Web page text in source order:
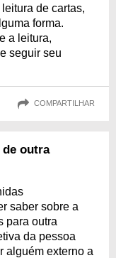
de cartas,
forma.
a leitura,
seguir seu
COMPARTILHAR
outra
saber sobre a
para outra
da pessoa
alguém externo a